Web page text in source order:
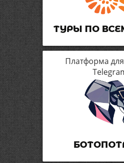
ТУРЫ ПО
Платформа